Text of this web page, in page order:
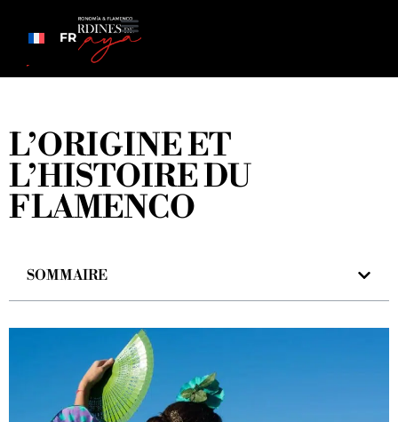
FR
L’ORIGINE ET
L’HISTOIRE DU
FLAMENCO
SOMMAIRE